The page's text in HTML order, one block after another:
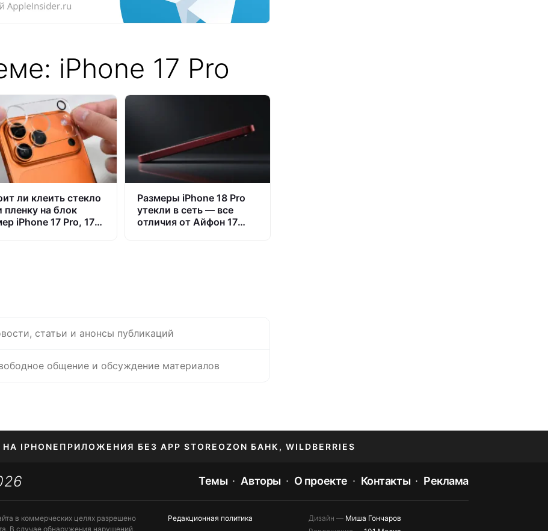
iPhone 17 Pro
ли клеить стекло
пленку на блок
iPhone 17 Pro, 17
Размеры iPhone 18 Pro
утекли в сеть — все
отличия от Айфон 17
статьи и анонсы публикаций
общение и обсуждение материалов
НА IPHONE ПРИЛОЖЕНИЯ БЕЗ APP STOREOZON БАНК, WILDBERRIES
APPLE ID Темы Авторы О проекте Контакты Реклама
в коммерческих целях разрешено
В случае обнаружения нарушений,
Редакционная политика
Дизайн — Миша Гончаров